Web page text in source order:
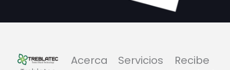
Acerca
Servicios
Recibe